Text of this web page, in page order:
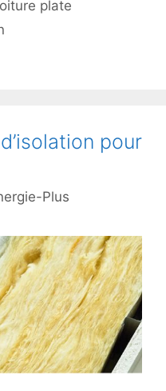
plate
pour
Plus